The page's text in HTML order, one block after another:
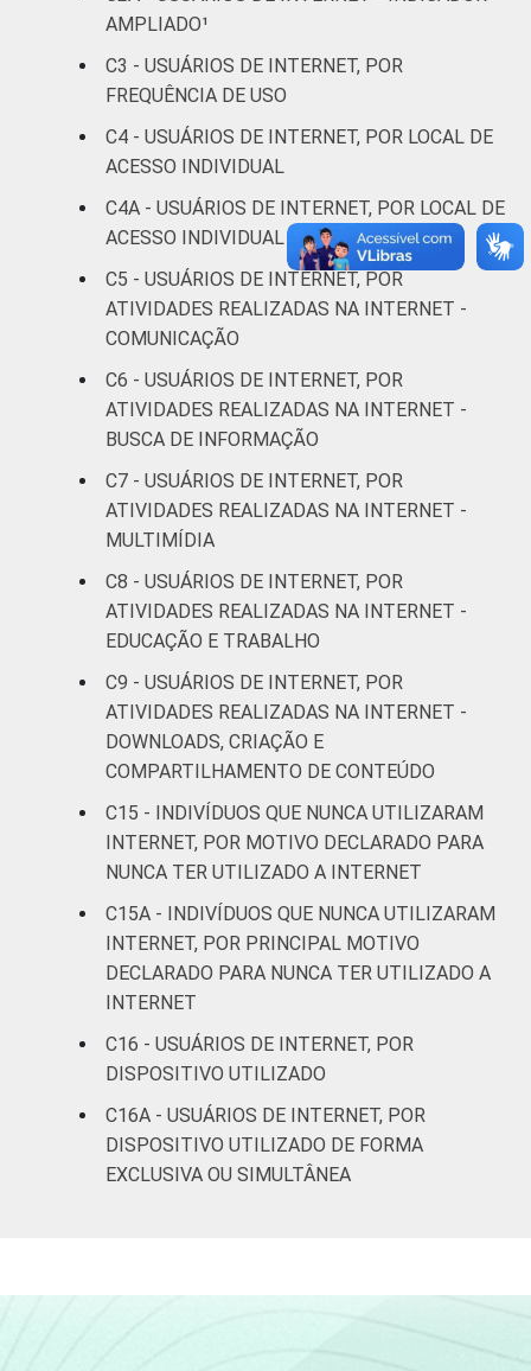
GRAU DE
INSTRUÇÃO
Analfabeto /
Educação
infantil
Médio 95
Superior 98
ETÁRIA
anos
93
De 16 a 24
anos
De 35 a 44
anos
De 45 a 59
anos
92
ou mais
80 8
RENDA
FAMILIAR
Até 1 SM 90
Mais de 1
SM até 2 SM
94
SM até 3 SM
91
Mais de 3
SM até 5 SM
97
AMPLIADO¹
C3 - USUÁRIOS DE INTERNET, POR
FREQUÊNCIA DE USO
C4 - USUÁRIOS DE INTERNET, POR LOCAL DE
ACESSO INDIVIDUAL
C4A - USUÁRIOS DE INTERNET, POR LOCAL DE
ACESSO INDIVIDUAL MAIS FREQUENTE
C5 - USUÁRIOS DE INTERNET, POR
ATIVIDADES REALIZADAS NA INTERNET -
COMUNICAÇÃO
C6 - USUÁRIOS DE INTERNET, POR
ATIVIDADES REALIZADAS NA INTERNET -
BUSCA DE INFORMAÇÃO
C7 - USUÁRIOS DE INTERNET, POR
ATIVIDADES REALIZADAS NA INTERNET -
MULTIMÍDIA
C8 - USUÁRIOS DE INTERNET, POR
ATIVIDADES REALIZADAS NA INTERNET -
EDUCAÇÃO E TRABALHO
C9 - USUÁRIOS DE INTERNET, POR
ATIVIDADES REALIZADAS NA INTERNET -
DOWNLOADS, CRIAÇÃO E
COMPARTILHAMENTO DE CONTEÚDO
C15 - INDIVÍDUOS QUE NUNCA UTILIZARAM
INTERNET, POR MOTIVO DECLARADO PARA
NUNCA TER UTILIZADO A INTERNET
C15A - INDIVÍDUOS QUE NUNCA UTILIZARAM
INTERNET, POR PRINCIPAL MOTIVO
DECLARADO PARA NUNCA TER UTILIZADO A
INTERNET
C16 - USUÁRIOS DE INTERNET, POR
DISPOSITIVO UTILIZADO
C16A - USUÁRIOS DE INTERNET, POR
DISPOSITIVO UTILIZADO DE FORMA
EXCLUSIVA OU SIMULTÂNEA